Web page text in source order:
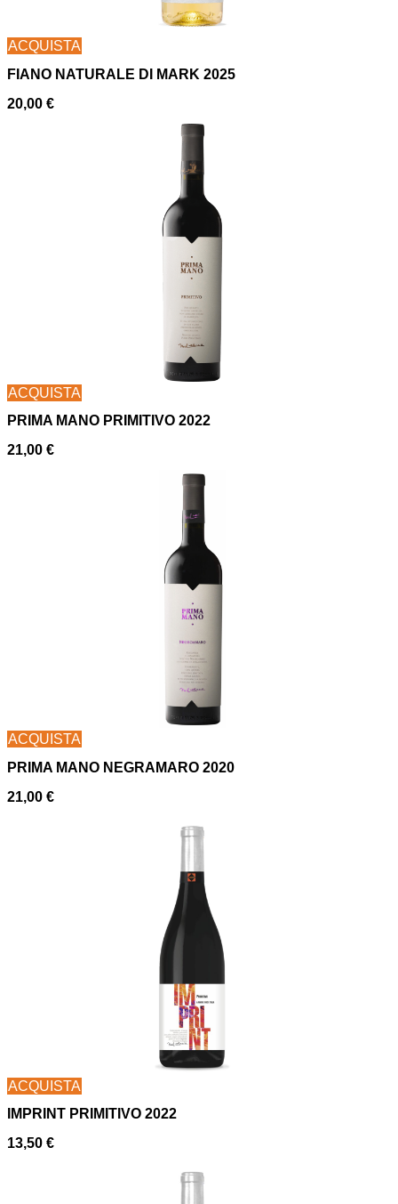
ACQUISTA
FIANO NATURALE DI MARK 2025
20,00 €
ACQUISTA
PRIMA MANO PRIMITIVO 2022
21,00 €
ACQUISTA
PRIMA MANO NEGRAMARO 2020
21,00 €
ACQUISTA
IMPRINT PRIMITIVO 2022
13,50 €